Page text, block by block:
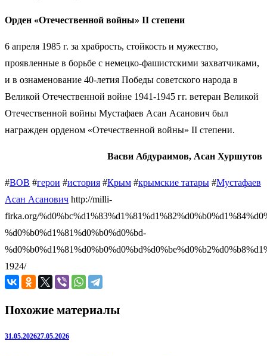
Орден «Отечественной войны» II степени
6 апреля 1985 г. за храбрость, стойкость и мужество,
проявленные в борьбе с немецко-фашистскими захватчиками,
и в ознаменование 40-летия Победы советского народа в
Великой Отечественной войне 1941-1945 гг. ветеран Великой
Отечественной войны Мустафаев Асан Асанович был
награжден орденом «Отечественной войны» II степени.
Васви Абдураимов, Асан Хуршутов
#ВОВ #герои #история #Крым #крымские татары #Мустафаев
Асан Асанович http://milli-
firka.org/
%d0%b0%d1%81%d0%b0%d0%bd-
1924/
Похожие материалы
31.05.202627.05.2026